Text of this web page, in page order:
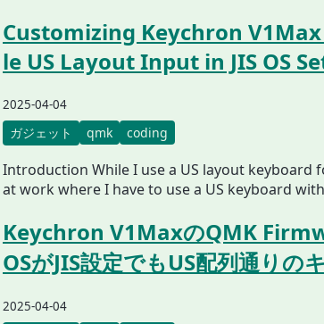
Customizing Keychron
le US Layout Input in JIS OS
2025-04-04
ガジェット qmk coding
Introduction While I use a US layout keyboard
at work where I have to use a US keyboard
Keychron V1MaxのQMK
OSがJIS設定でもUS配列通りの
2025-04-04